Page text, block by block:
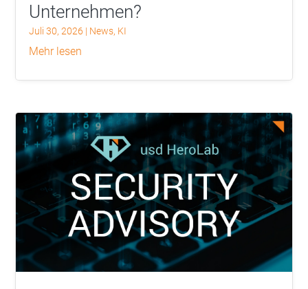
Unternehmen?
Juli 30, 2026 | News, KI
mehr lesen